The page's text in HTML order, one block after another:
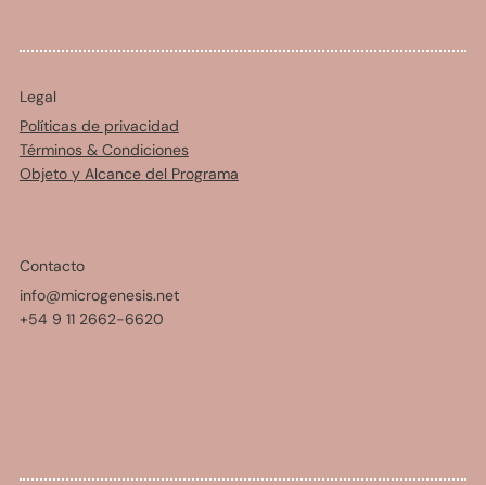
Legal
Políticas de privacidad
Términos & Condiciones
Objeto y Alcance del Programa
Contacto
info@microgenesis.net
+54 9 11 2662-6620